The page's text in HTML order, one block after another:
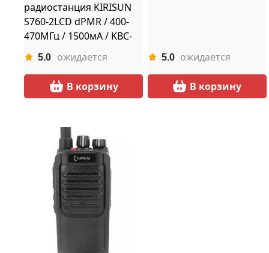
радиостанция KIRISUN
S760-2LCD dPMR / 400-
470МГц / 1500мА / KBC-
760
5.0 ожидается
В корзину
5.0 ожидается
В корзину